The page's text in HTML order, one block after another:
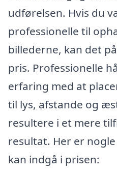
udførelsen. Hvis du
professionelle til
billederne, kan det
pris. Professionelle
erfaring med at
til lys, afstande og
resultere i et mere
resultat. Her er
kan indgå i prisen: